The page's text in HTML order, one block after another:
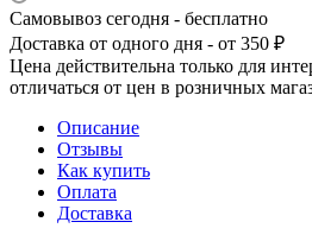
Самовывоз сегодня - бесплатно
Доставка от одного дня - от 350 ₽
Цена действительна только для
отличаться от цен в розничных
Описание
Отзывы
Как купить
Оплата
Доставка